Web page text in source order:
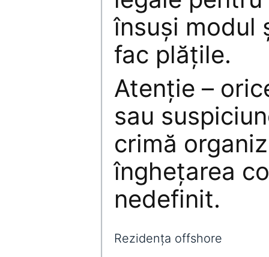
însuși modul
fac plățile.
Atenție –
sau
crimă
înghețarea
nedefinit.
Rezidența offshore